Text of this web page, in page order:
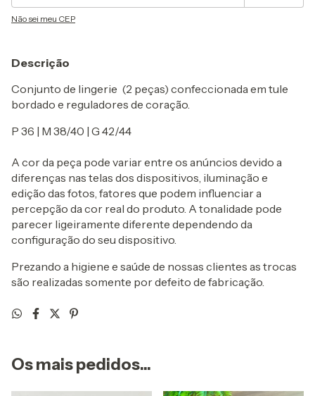
Não sei meu CEP
Descrição
Conjunto de lingerie (2 peças) confeccionada em tule
bordado e reguladores de coração.
P 36 | M 38/40 | G 42/44
A cor da peça pode variar entre os anúncios devido a
diferenças nas telas dos dispositivos, iluminação e
edição das fotos, fatores que podem influenciar a
percepção da cor real do produto. A tonalidade pode
parecer ligeiramente diferente dependendo da
configuração do seu dispositivo.
Prezando a higiene e saúde de nossas clientes as trocas
são realizadas somente por defeito de fabricação.
Os mais pedidos...